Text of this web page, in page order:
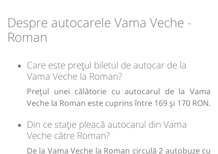
Ant1
22:00 Roman Hotel Roman
Durată:
29 min
Zile de circulație:
L MM J V S D
169lei
Sursa: SDN Rental Solutions SRL| Ultima actualizare:
Despre autocarele Vama Veche -
Roman
Care este prețul biletul de autocar de la
Vama Veche la Roman?
Prețul unei călătorie cu autocarul de la Vama
Veche la Roman este cuprins între 169 și 170 RON.
Din ce stație pleacă autocarul din Vama
Veche către Roman?
De la Vama Veche la Roman circulă 2 autobuze cu